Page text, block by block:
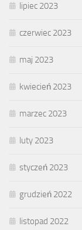
lipiec 2023
czerwiec 2023
maj 2023
kwiecień 2023
marzec 2023
luty 2023
styczeń 2023
grudzień 2022
listopad 2022